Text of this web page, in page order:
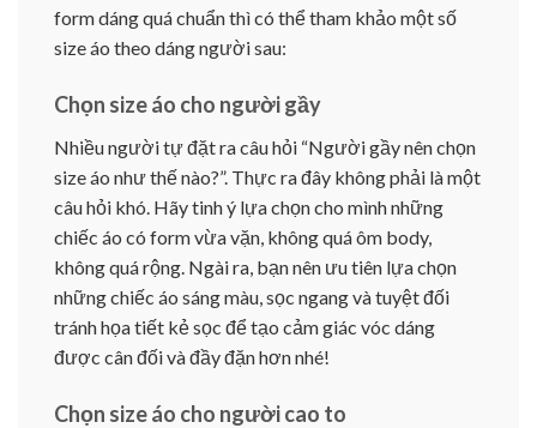
form dáng quá chuẩn thì có thể tham khảo một số
size áo theo dáng người sau:
Chọn size áo cho người gầy
Nhiều người tự đặt ra câu hỏi “Người gầy nên chọn
size áo như thế nào?”. Thực ra đây không phải là một
câu hỏi khó. Hãy tinh ý lựa chọn cho mình những
chiếc áo có form vừa vặn, không quá ôm body,
không quá rộng. Ngài ra, bạn nên ưu tiên lựa chọn
những chiếc áo sáng màu, sọc ngang và tuyệt đối
tránh họa tiết kẻ sọc để tạo cảm giác vóc dáng
được cân đối và đầy đặn hơn nhé!
Chọn size áo cho người cao to